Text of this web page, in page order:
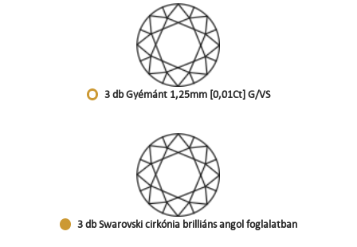
3 db Gyémánt 1,25mm [0,01Ct] G/VS
3 db Swarovski cirkónia brilliáns angol foglalatban